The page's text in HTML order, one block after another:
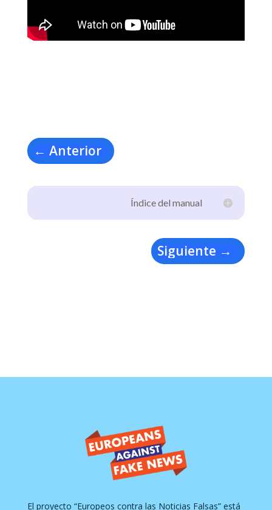
← Anterior
Índice del manual
Siguiente →
El proyecto “Europeos contra las Noticias Falsas” está